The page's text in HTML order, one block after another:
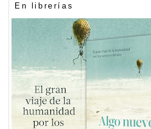
En librerías